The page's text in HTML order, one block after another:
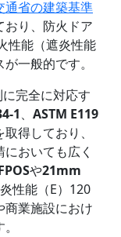
通省の建築基準
おり、防火ドア
性能（遮炎性能
一般的です。
完全に対応す
1、 ASTM E119
得しており、
おいても広く
や21mm
性能（E）120
商業施設におけ